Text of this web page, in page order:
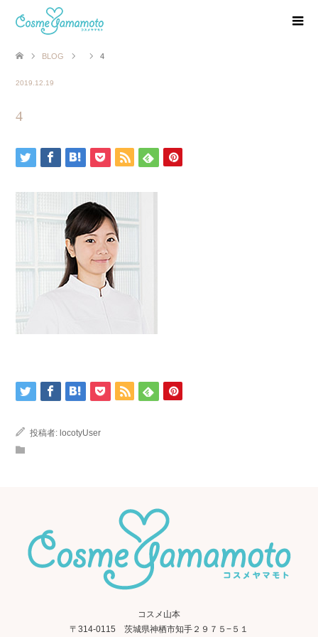
BLOG 4
2019.12.19
4
投稿者: locotyUser
コスメ山本
〒314-0115 茨城県神栖市知手２９７５−５１